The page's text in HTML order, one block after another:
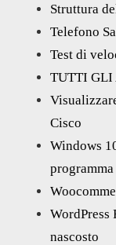
Struttura
Telefono
Test di
TUTTI GLI
Cisco
Windows
programma
WordPress
nascosto